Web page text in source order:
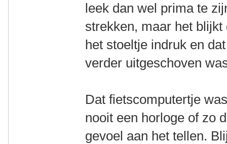
leek dan wel prima te
strekken, maar het
het stoeltje indruk en
verder uitgeschoven
Dat fietscomputertje
nooit een horloge of zo
gevoel aan het tellen.